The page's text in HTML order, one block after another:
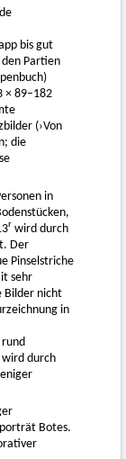
bis gut
Partien
× 89–182
(›Von
die
in
r wird durch
Der
Pinselstriche
sehr
Bilder nicht
in
durch
Botes.